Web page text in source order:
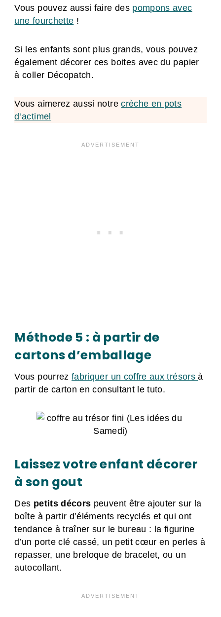
Vous pouvez aussi faire des pompons avec
une fourchette !
Si les enfants sont plus grands, vous pouvez
également décorer ces boites avec du papier
à coller Décopatch.
Vous aimerez aussi notrecrèche en pots
d’actimel
Méthode 5 : à partir de
cartons d’emballage
Vous pourrezfabriquer un coffre aux trésorsà
partir de carton en consultant le tuto.
Laissez votre enfant décorer
à son gout
Des petits décors peuvent être ajouter sur la
boîte à partir d’éléments recyclés et qui ont
tendance à traîner sur le bureau : la figurine
d’un porte clé cassé, un petit cœur en perles à
repasser, une breloque de bracelet, ou un
autocollant.